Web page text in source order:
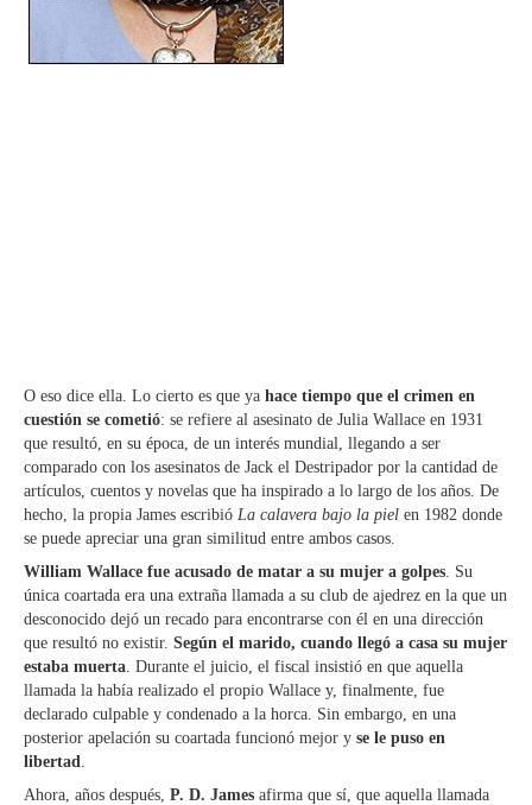
O eso dice ella. Lo cierto es que ya hace tiempo que el crimen en
cuestión se cometió: se refiere al asesinato de Julia Wallace en 1931
que resultó, en su época, de un interés mundial, llegando a ser
comparado con los asesinatos de Jack el Destripador por la cantidad de
artículos, cuentos y novelas que ha inspirado a lo largo de los años. De
hecho, la propia James escribió La calavera bajo la piel en 1982 donde
se puede apreciar una gran similitud entre ambos casos.
William Wallace fue acusado de matar a su mujer a golpes. Su
única coartada era una extraña llamada a su club de ajedrez en la que un
desconocido dejó un recado para encontrarse con él en una dirección
que resultó no existir. Según el marido, cuando llegó a casa su mujer
estaba muerta. Durante el juicio, el fiscal insistió en que aquella
llamada la había realizado el propio Wallace y, finalmente, fue
declarado culpable y condenado a la horca. Sin embargo, en una
posterior apelación su coartada funcionó mejor y se le puso en
libertad.
Ahora, años después, P. D. James afirma que sí, que aquella llamada